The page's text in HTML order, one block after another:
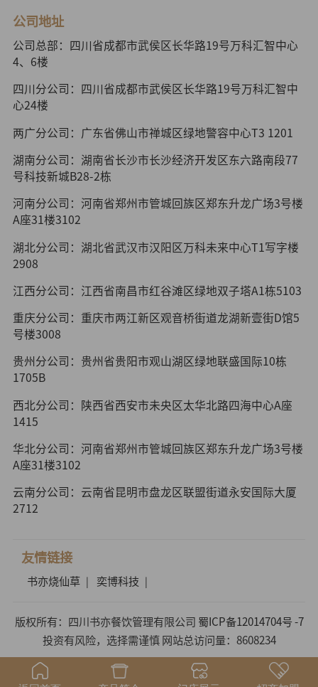
公司地址
公司总部：四川省成都市武侯区长华路19号万科汇智中心
4、6楼
四川分公司：四川省成都市武侯区长华路19号万科汇智中
心24楼
两广分公司：广东省佛山市禅城区绿地警容中心T3 1201
湖南分公司：湖南省长沙市长沙经济开发区东六路南段77
号科技新城B28-2栋
河南分公司：河南省郑州市管城回族区郑东升龙广场3号楼
A座31楼3102
湖北分公司：湖北省武汉市汉阳区万科未来中心T1写字楼
2908
江西分公司：江西省南昌市红谷滩区绿地双子塔A1栋5103
重庆分公司：重庆市两江新区观音桥街道龙湖新壹街D馆5
号楼3008
贵州分公司：贵州省贵阳市观山湖区绿地联盛国际10栋
1705B
西北分公司：陕西省西安市未央区太华北路四海中心A座
1415
华北分公司：河南省郑州市管城回族区郑东升龙广场3号楼
A座31楼3102
云南分公司：云南省昆明市盘龙区联盟街道永安国际大厦
2712
友情链接
书亦烧仙草 奕博科技
版权所有：四川书亦餐饮管理有限公司 蜀ICP备12014704号 -7
投资有风险，选择需谨慎 网站总访问量：8608234